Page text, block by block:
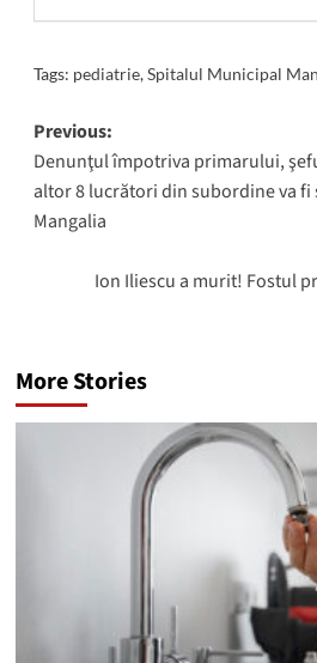
Tags: pediatrie,Spitalul Municipal
Post
navigation
Previous:
Denunţul împotriva primarului,
altor 8 lucrători din subordine va
Mangalia
Ion Iliescu a murit! Fostul
More Stories